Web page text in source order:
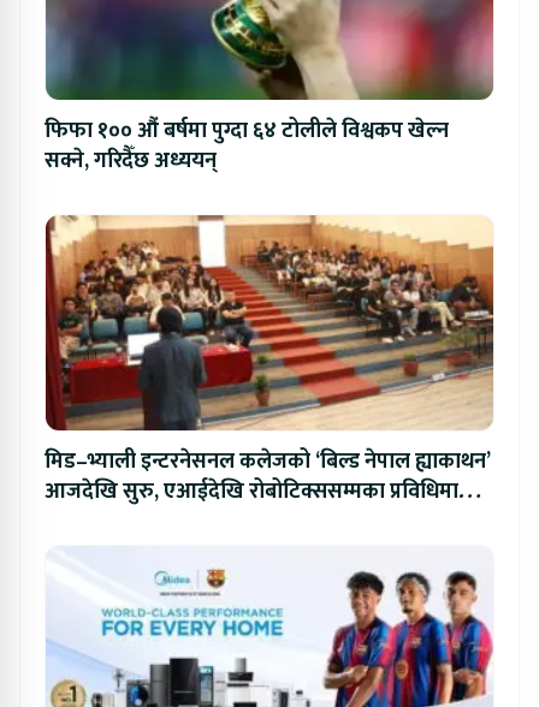
फिफा १०० औं बर्षमा पुग्दा ६४ टोलीले विश्वकप खेल्न
सक्ने, गरिदैँछ अध्ययन्
मिड–भ्याली इन्टरनेसनल कलेजको ‘बिल्ड नेपाल ह्याकाथन’
आजदेखि सुरु, एआईदेखि रोबोटिक्ससम्मका प्रविधिमा